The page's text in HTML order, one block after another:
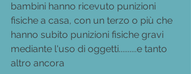
bambini hanno ricevuto punizioni
fisiche a casa, con un terzo o più che
hanno subito punizioni fisiche gravi
mediante l'uso di oggetti..........e tanto
altro ancora